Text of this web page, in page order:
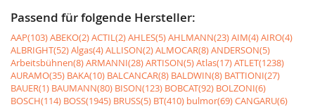
Passend für folgende Hersteller:
AAP(103)ABEKO(2)ACTIL(2)AHLES(5)AHLMANN(23)AIM(4)AIRO(4)
ALBRIGHT(52)Algas(4)ALLISON(2)ALMOCAR(8)ANDERSON(5)
Arbeitsbühnen(8)ARMANNI(28)ARTISON(5)Atlas(17)ATLET(1238)
AURAMO(35) BAKA(10) BALCANCAR(8) BALDWIN(8) BATTIONI(27)
BAUER(1) BAUMANN(80) BISON(123) BOBCAT(92) BOLZONI(6)
BOSCH(114) BOSS(1945) BRUSS(5) BT(410) bulmor(69)CANGARU(6)